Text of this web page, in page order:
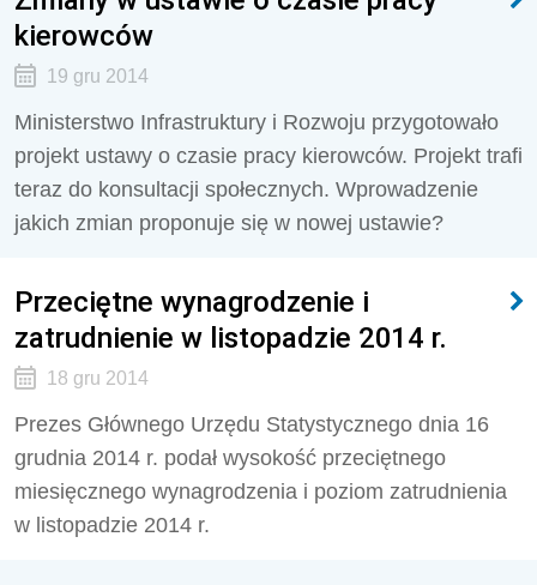
kierowców
19 gru 2014
Ministerstwo Infrastruktury i Rozwoju przygotowało
projekt ustawy o czasie pracy kierowców. Projekt trafi
teraz do konsultacji społecznych. Wprowadzenie
jakich zmian proponuje się w nowej ustawie?
Przeciętne wynagrodzenie i
zatrudnienie w listopadzie 2014 r.
18 gru 2014
Prezes Głównego Urzędu Statystycznego dnia 16
grudnia 2014 r. podał wysokość przeciętnego
miesięcznego wynagrodzenia i poziom zatrudnienia
w listopadzie 2014 r.